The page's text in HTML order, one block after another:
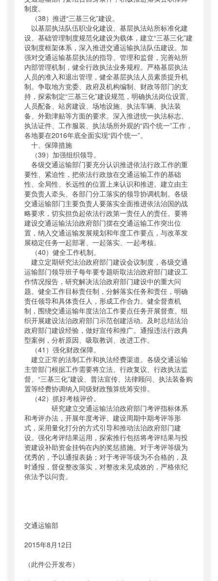
制度。
（38）推进“三基三化”建设。
以基层执法队伍职业化建设、基层执法站所标准化建
设、基础管理制度规范化建设为载体，建立“三基三化”建
设制度框架体系，深入推进交通运输执法队伍建设。加
强对交通运输基层执法的指导、管理和监督，完善站所
内部管理机制，健全行政执法业务规程。严格基层执法
人员的准入和退出管理，健全基层执法人员素质提升机
制。争取地方党委、政府及机构编制、财政等部门的支
持，探索制定“三基三化”建设规范，明确执法岗位设置、
人员配备、站房建设、场地设施、执法车辆、执法装
备、外勤津贴等方面的要求。深入推进统一执法标志、
执法证件、工作服装、执法场所外观的“四个统一”工作，
各地要在2016年底全面实现“四个统一”。
十、保障措施
（39）加强组织领导。
各级交通运输部门要充分认识推进依法行政工作的重
要性、紧迫性，把依法行政放在交通运输工作的基础
性、全局性、长远性的位置上来认识和推进。建立由主
要负责人牵头、各部门分工落实的领导协调机制。各级
交通运输部门主要负责人要落实全面推进依法治国的战
略要求，切实担负起依法行政第一责任人的责任。要将
建设交通运输法治政府部门摆在交通运输工作突出位
置，纳入交通运输发展规划和年度工作要点，与改革发
展稳定任务一起部署、一起落实、一起考核。
（40）健全工作机制。
建立定期研究法治政府部门建设会议制度，各级交通
运输部门领导班子每年要专题听取法治政府部门建设工
作情况报告，研究解决法治政府部门建设中的重大问
题。健全工作目标责任制，分解落实任务和责任，明确
责任领导和具体责任人，形成工作合力。健全督查机
制，围绕交通运输年度法治工作要点任务开展督查。组
织开展建设法治政府部门示范创建活动。及时总结法治
政府部门建设经验，做好宣传和推广。通报违法行政典
型案例，分析原因、吸取教训、改进工作。
（41）强化财政保障。
建立正常的法制工作和执法经费渠道。各级交通运输
主管部门根据工作需要将立法、行政复议、行政执法监
督、“三基三化”建设、普法宣传、法律顾问、执法装备购
置等经费协调纳入同级财政预算统筹安排。
（42）抓好考核评价。
研究建立交通运输法治政府部门考评指标体系
和考评办法，开展年度考评、建设周期中期考评等形
式，采用量化打分的方式引导和推动法治政府部门建
设。强化考评结果运用，探索推行包括将考评结果与投
资建设补助资金挂钩在内的奖惩措施。对于考评等级为
优秀的，予以通报表扬；对于考评等级为不合格的，及
时通报，督促整改落实，对整改未见成效的，严格依纪
依法予以问责。
交通运输部
2015年8月12日
（此件公开发布）